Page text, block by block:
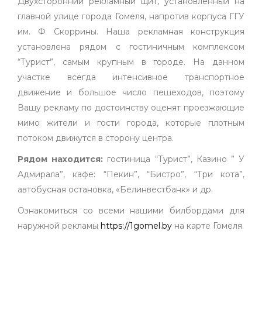
главной улице города Гомеля, напротив корпуса ГГУ
им. Ф Скоррины. Наша рекламная конструкция
установлена рядом с гостиничным комплексом
“Турист”, самым крупным в городе. На данном
участке всегда интенсивное транспортное
движение и большое число пешеходов, поэтому
Вашу рекламу по достоинству оценят проезжающие
мимо жители и гости города, которые плотным
потоком движутся в сторону центра.
Рядом находится: гостиница “Турист”, Казино ” У
Адмирала”, кафе: “Пекин”, “Бистро”, “Три кота”,
автобусная остановка, «Белинвестбанк» и др.
Ознакомиться со всеми нашими билбордами для
наружной рекламы https://1gomel.by на карте Гомеля.